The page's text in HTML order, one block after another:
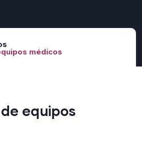
médicos
equipos